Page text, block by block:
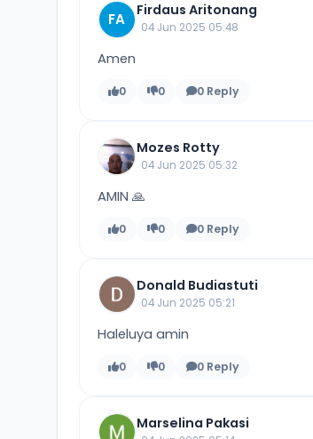
FA Firdaus Aritonang
04 Jun 2025 05:48
Amen
0 0 0 Reply
Mozes Rotty
04 Jun 2025 05:32
AMIN 🙏
0 0 0 Reply
Donald Budiastuti
04 Jun 2025 05:21
Haleluya amin
0 0 0 Reply
Marselina Pakasi